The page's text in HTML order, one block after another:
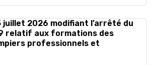
juillet 2026 modifiant l’arrêté du
relatif aux formations des
professionnels et